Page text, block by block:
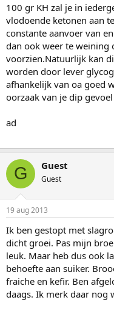
100 gr KH zal je in
vlodoende ketonen aan
constante aanvoer van
dan ook weer te weining
voorzien.Natuurlijk kan
worden door lever
afhankelijk van oa goed
oorzaak van je dip
ad
G Guest
Guest
19 aug 2013
Ik ben gestopt met
dicht groei. Pas mijn
leuk. Maar heb dus ook
behoefte aan suiker.
fraiche en kefir. Ben
daags. Ik merk daar nog